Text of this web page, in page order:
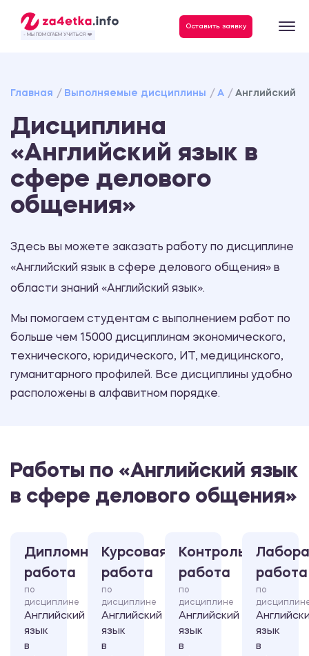
- МЫ ПОМОГАЕМ УЧИТЬСЯ ❤️
Оставить заявку
Главная Выполняемые дисциплины А Английский
Дисциплина
«Английский язык в
сфере делового
общения»
Здесь вы можете заказать работу по дисциплине
«Английский язык в сфере делового общения» в
области знаний «Английский язык».
Мы помогаем студентам с выполнением работ по
больше чем 15000 дисциплинам экономического,
технического, юридического, ИТ, медицинского,
гуманитарного профилей. Все дисциплины удобно
расположены в алфавитном порядке.
Работы по «Английский язык
в сфере делового общения»
Дипломная
работа
по
дисциплине
Английский
язык
в
Курсовая
работа
по
дисциплине
Английский
язык
в
Контрольная
работа
по
дисциплине
Английский
язык
в
работа
по
язык
в